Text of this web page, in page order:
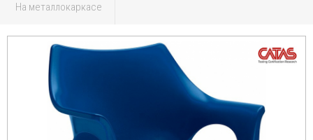
На металлокаркасе